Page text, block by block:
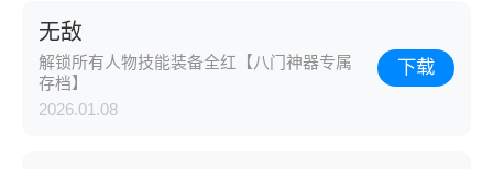
无敌
解锁所有人物技能装备全红【八门神器专属
存档】
2026.01.08
下载